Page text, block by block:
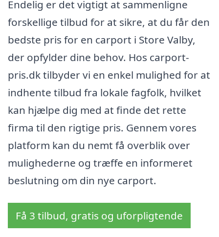
Endelig er det vigtigt at sammenligne
forskellige tilbud for at sikre, at du får den
bedste pris for en carport i Store Valby,
der opfylder dine behov. Hos carport-
pris.dk tilbyder vi en enkel mulighed for at
indhente tilbud fra lokale fagfolk, hvilket
kan hjælpe dig med at finde det rette
firma til den rigtige pris. Gennem vores
platform kan du nemt få overblik over
mulighederne og træffe en informeret
beslutning om din nye carport.
Få 3 tilbud, gratis og uforpligtende